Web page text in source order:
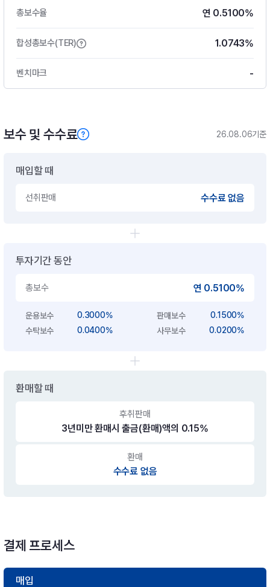
총보수율 연 0.5100%
합성총보수(TER) 1.0743%
벤치마크 -
보수 및 수수료 26.08.06기준
매입할 때
선취판매 수수료 없음
투자기간 동안
총보수 연 0.5100%
운용보수 0.3000% 판매보수
0.1500%
수탁보수
0.0400% 사무보수 0.0200%
환매할 때
후취판매
3년미만 환매시 출금(환매)액의 0.15%
환매
수수료 없음
결제 프로세스
매입